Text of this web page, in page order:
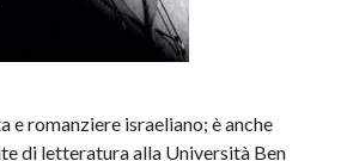
e romanziere israeliano; è anche
di letteratura alla Università Ben